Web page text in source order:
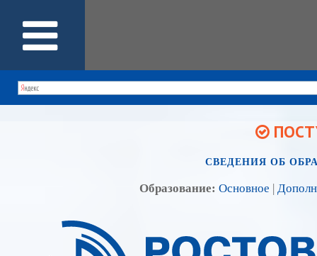
СВЕДЕНИЯ ОБ
Образование: Основное |